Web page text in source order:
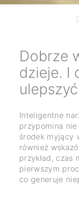
co się
WASH
że kanister na
pusty. Daje
− na
a
jest za długi,
koszty.